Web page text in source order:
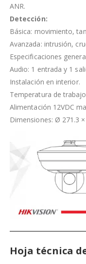
ANR.
Detección:
Básica: movimiento,
Avanzada: intrusión,
Especificaciones
Audio: 1 entrada y 1
Instalación en interior.
Temperatura de
Alimentación 12VDC
Dimensiones: Ø 271.3
Hoja técnica